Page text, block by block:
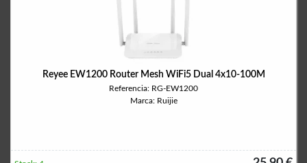
Reyee EW1200 Router Mesh WiFi5 Dual 4x10-100M
Referencia: RG-EW1200
Marca: Ruijie